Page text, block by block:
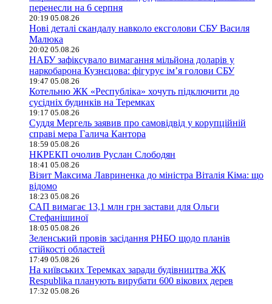
перенесли на 6 серпня
20:19 05.08.26
Нові деталі скандалу навколо ексголови СБУ Василя
Малюка
20:02 05.08.26
НАБУ зафіксувало вимагання мільйона доларів у
наркобарона Кузнєцова: фігурує ім’я голови СБУ
19:47 05.08.26
Котельню ЖК «Республіка» хочуть підключити до
сусідніх будинків на Теремках
19:17 05.08.26
Суддя Мергель заявив про самовідвід у корупційній
справі мера Галича Кантора
18:59 05.08.26
НКРЕКП очолив Руслан Слободян
18:41 05.08.26
Візит Максима Лавриненка до міністра Віталія Кіма: що
відомо
18:23 05.08.26
САП вимагає 13,1 млн грн застави для Ольги
Стефанішиної
18:05 05.08.26
Зеленський провів засідання РНБО щодо планів
стійкості областей
17:49 05.08.26
На київських Теремках заради будівництва ЖК
Respublika планують вирубати 600 вікових дерев
17:32 05.08.26